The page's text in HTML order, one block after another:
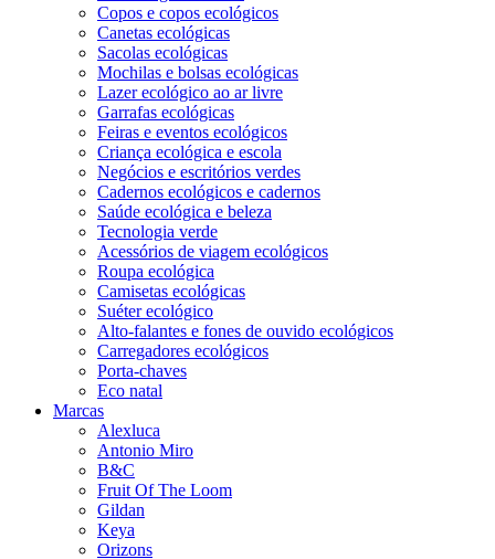
Copos e copos ecológicos
Canetas ecológicas
Sacolas ecológicas
Mochilas e bolsas ecológicas
Lazer ecológico ao ar livre
Garrafas ecológicas
Feiras e eventos ecológicos
Criança ecológica e escola
Negócios e escritórios verdes
Cadernos ecológicos e cadernos
Saúde ecológica e beleza
Tecnologia verde
Acessórios de viagem ecológicos
Roupa ecológica
Camisetas ecológicas
Suéter ecológico
Alto-falantes e fones de ouvido ecológicos
Carregadores ecológicos
Porta-chaves
Eco natal
Marcas
Alexluca
Antonio Miro
B&C
Fruit Of The Loom
Gildan
Keya
Orizons